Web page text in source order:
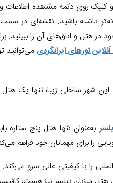
روی دکمه مشاهده
داشته باشید. نقشه‌ای
هتل و اتاق‌های آن را ببینید.
آنلاین تورهای ایرانگردی می‌توانید
باید بگوییم که این شهر ساحلی زیبا،
به‌عنوان تنها هتل پنج ستاره
را برای مهمانان خود فراهم
را با کیفیتی عالی سرو